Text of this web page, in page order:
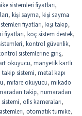
sistemleri fiyatları,
, kişi sayma, kişi sayma
fiyatları, kişi takip,
fiyatları, koç sistem destek,
, kontrol güvenlik,
sistemlerine giriş,
okuyucu, manyetik kartlı
takip sistemi, metal kapı
, mifare okuyucu, mikado
takip, numaradan
, ofis kameraları,
, otomatik turnike,